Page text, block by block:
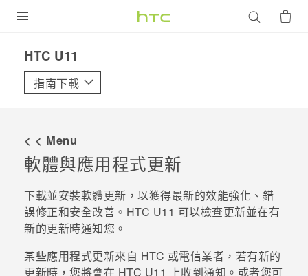
VIVE
配件
優惠專區
校園專案
HTC U11‎
指南下載
< < Menu
軟體與應用程式更新
下載並安裝軟體更新，以獲得最新的效能強化、錯
誤修正和安全改善。 HTC U11 可以檢查更新並在有
新的更新時通知您。
某些應用程式更新來自 HTC 或電信業者，若有新的
更新時，您將會在 HTC U11 上收到通知。 或者您可